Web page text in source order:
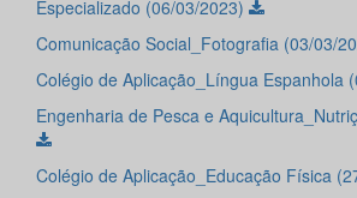
Especializado (06/03/2023)
Comunicação Social_Fotografia (03/03/
Colégio de Aplicação_Língua Espanhola
Engenharia de Pesca e
Colégio de Aplicação_Educação Física